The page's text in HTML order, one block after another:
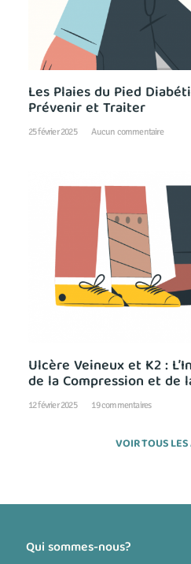
Les Plaies du Pied
Prévenir et Traiter
25 février 2025 Aucun commentaire
Ulcère Veineux et K2 :
de la Compression et de
12 février 2025 19 commentaires
VOIR TOUS
Qui sommes-nous?